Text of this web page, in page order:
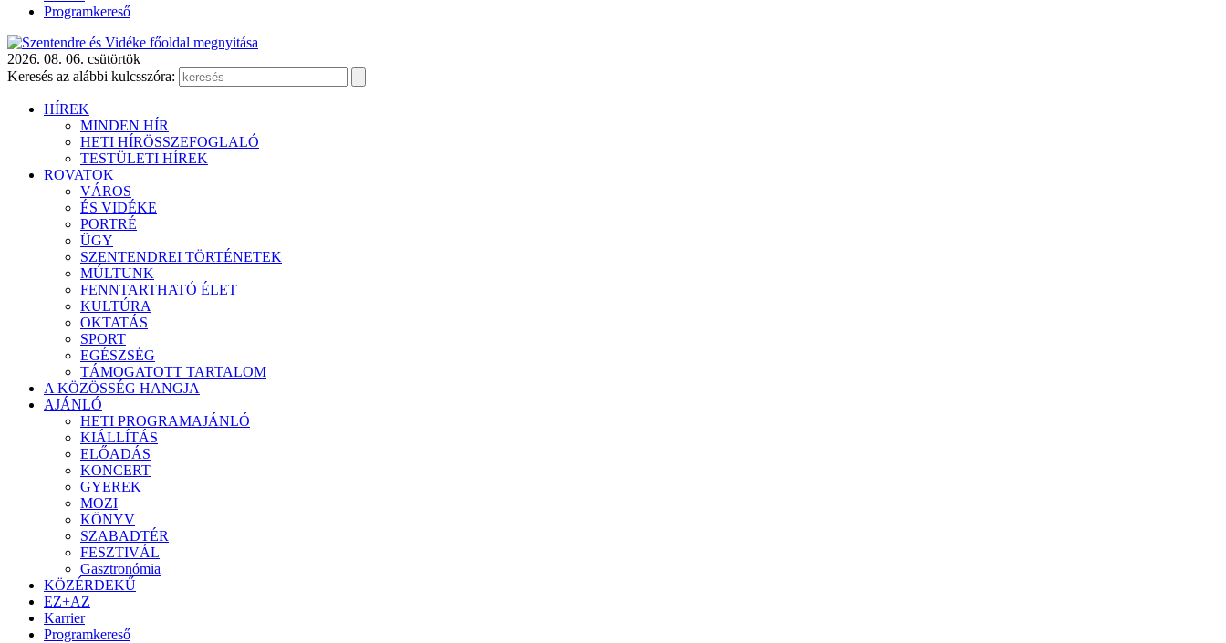
Programkereső
2026. 08. 06. csütörtök
Keresés az alábbi kulcsszóra:
HÍREK
MINDEN HÍR
HETI HÍRÖSSZEFOGLALÓ
TESTÜLETI HÍREK
ROVATOK
VÁROS
ÉS VIDÉKE
PORTRÉ
ÜGY
SZENTENDREI TÖRTÉNETEK
MÚLTUNK
FENNTARTHATÓ ÉLET
KULTÚRA
OKTATÁS
SPORT
EGÉSZSÉG
TÁMOGATOTT TARTALOM
A KÖZÖSSÉG HANGJA
AJÁNLÓ
HETI PROGRAMAJÁNLÓ
KIÁLLÍTÁS
ELŐADÁS
KONCERT
GYEREK
MOZI
KÖNYV
SZABADTÉR
FESZTIVÁL
Gasztronómia
KÖZÉRDEKŰ
EZ+AZ
Karrier
Programkereső